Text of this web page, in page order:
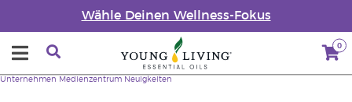
Wähle Deinen Wellness-Fokus
0
Unternehmen Medienzentrum Neuigkeiten